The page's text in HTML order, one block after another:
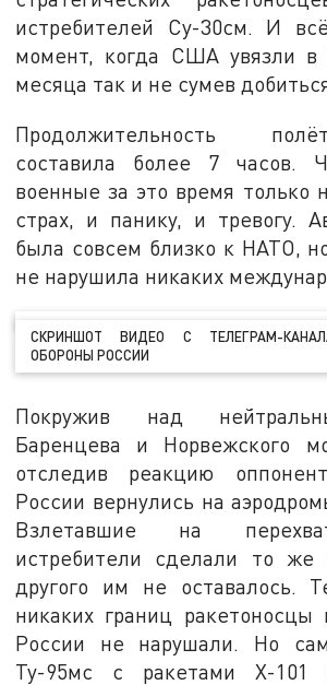
истребителей Су-30см. И
момент, когда США увязли в
месяца так и не сумев
Продолжительность
составила более 7 часов.
военные за это время только
страх, и панику, и тревогу.
была совсем близко к НАТО,
не нарушила никаких
СКРИНШОТ ВИДЕО С ТЕЛЕГРАМ-
ОБОРОНЫ РОССИИ
Покружив над
Баренцева и Норвежского
отследив реакцию
России вернулись на
Взлетавшие на
истребители сделали то же
другого им не оставалось.
никаких границ ракетоносцы
России не нарушали. Но
Ту-95мс с ракетами Х-101